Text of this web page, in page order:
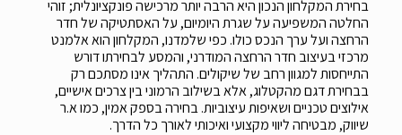
בחירת המקלחון הנכון היא הרבה יותר מרכישה פונקציונלית; זוהי
החלטה המשפיעה על שגרת היומיום, על האסתטיקה של חדר
הרחצה ועל ערך הנכס כולו. כפי שלמדנו, המקלחון הוא אלמנט
מרכזי בעיצוב חדר הרחצה המודרני, והמסע לבחירתו דורש
התייחסות למגוון רחב של שיקולים. התהליך אינו מסתכם רק
בבחירת דגם מהקטלוג, אלא בשילוב הרמוני בין צרכים אישיים,
אילוצים טכניים ושאיפות עיצוביות. בחירה בספק אמין, כמו א.ר
שיווק, מבטיחה ליווי מקצועי ואיכותי לאורך כל הדרך.